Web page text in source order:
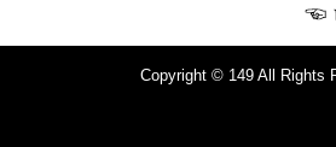
Copyright © 149 All Rights